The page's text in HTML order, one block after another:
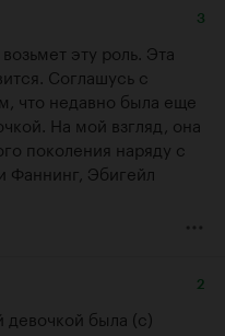
3
эту роль. Эта
Соглашусь с
что недавно была еще
На мой взгляд, она
поколения наряду с
Фаннинг, Эбигейл
2
девочкой была (c)